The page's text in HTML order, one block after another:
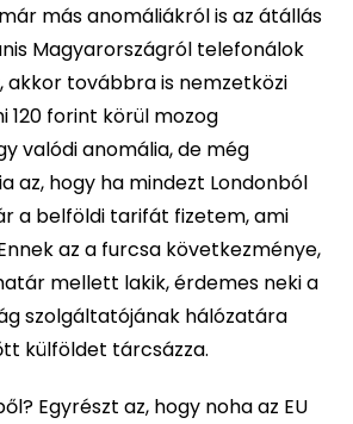
már más anomáliákról is az átállás
Magyarországról telefonálok
akkor továbbra is nemzetközi
120 forint körül mozog
valódi anomália, de még
az, hogy ha mindezt Londonból
a belföldi tarifát fizetem, ami
az a furcsa következménye,
mellett lakik, érdemes neki a
szolgáltatójának hálózatára
külföldet tárcsázza.
Egyrészt az, hogy noha az EU